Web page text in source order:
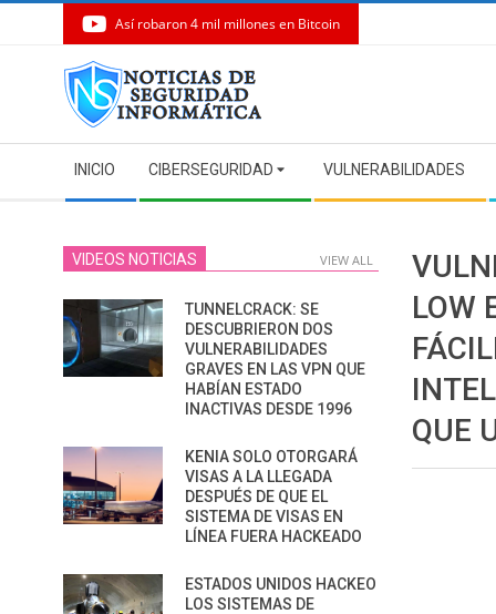
Así robaron 4 mil millones en Bitcoin
Navigation
Menu
INICIO CIBERSEGURIDAD VULNERABILIDADES
LOW
QUE
VIDEOS NOTICIAS VIEW ALL
TUNNELCRACK: SE
DESCUBRIERON DOS
VULNERABILIDADES
GRAVES EN LAS VPN QUE
HABÍAN ESTADO
INACTIVAS DESDE 1996
KENIA SOLO OTORGARÁ
VISAS A LA LLEGADA
DESPUÉS DE QUE EL
SISTEMA DE VISAS EN
LÍNEA FUERA HACKEADO
ESTADOS UNIDOS HACKEO
LOS SISTEMAS DE